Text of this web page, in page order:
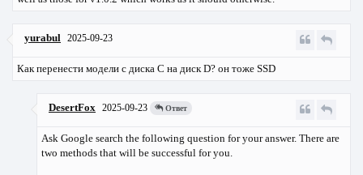
yurabul 2025-09-23
Как перенести модели с диска C на диск D? он тоже SSD
DesertFox 2025-09-23 Ответ
Ask Google search the following question for your answer. There are
two methods that will be successful for you.